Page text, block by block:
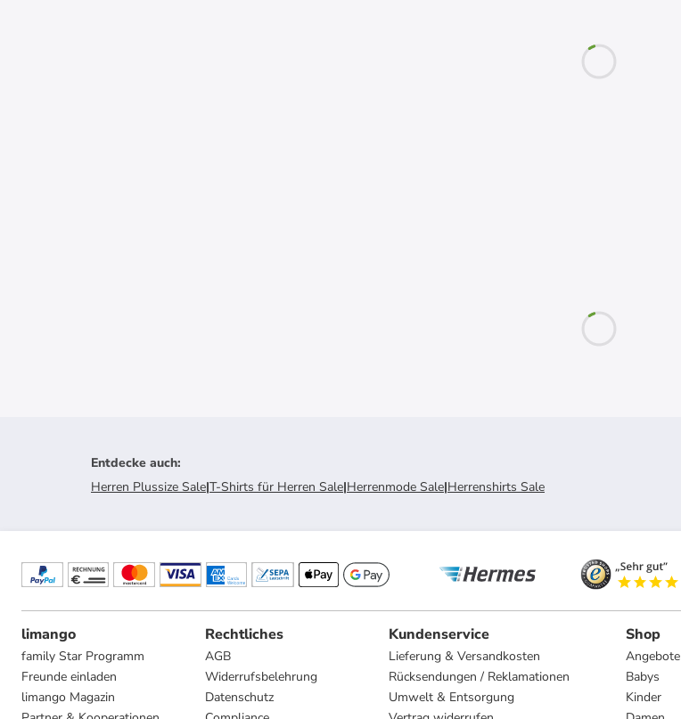
Entdecke auch:
Herren Plussize Sale|T-Shirts für Herren Sale|Herrenmode Sale|Herrenshirts Sale
limango
family Star Programm
Freunde einladen
limango Magazin
Rechtliches
AGB
Widerrufsbelehrung
Datenschutz
Kundenservice
Lieferung & Versandkosten
Rücksendungen / Reklamationen
Umwelt & Entsorgung
Shop
Angebote
Babys
Kinder